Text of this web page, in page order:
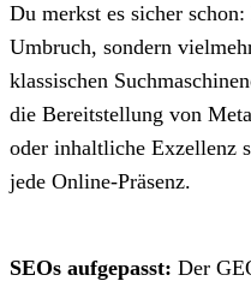
Du merkst es sicher
Umbruch, sondern
klassischen
die Bereitstellung von
oder inhaltliche Exzellenz
jede Online-Präsenz.
SEOs aufgepasst: Der